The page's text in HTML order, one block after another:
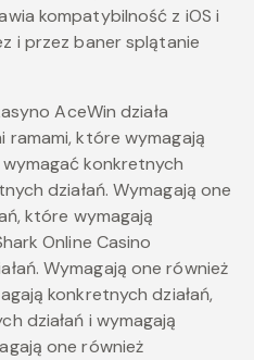
kompatybilność z iOS i
i przez baner splątanie
AceWin działa
które wymagają
konkretnych
działań. Wymagają one
które wymagają
Online Casino
Wymagają one również
konkretnych działań,
działań i wymagają
one również